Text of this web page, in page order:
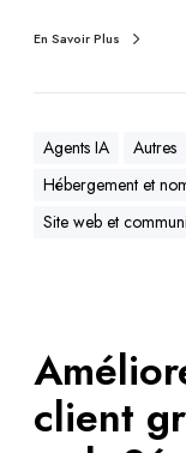
En Savoir Plus
Agents IA Autres
Hébergement et
Site web et
client